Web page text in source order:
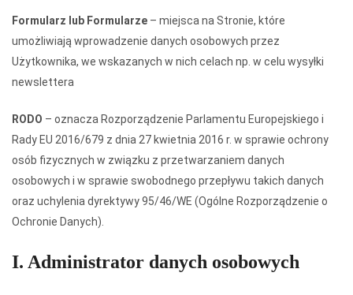
Formularz lub Formularze – miejsca na Stronie, które
umożliwiają wprowadzenie danych osobowych przez
Użytkownika, we wskazanych w nich celach np. w celu wysyłki
newslettera
RODO – oznacza Rozporządzenie Parlamentu Europejskiego i
Rady EU 2016/679 z dnia 27 kwietnia 2016 r. w sprawie ochrony
osób fizycznych w związku z przetwarzaniem danych
osobowych i w sprawie swobodnego przepływu takich danych
oraz uchylenia dyrektywy 95/46/WE (Ogólne Rozporządzenie o
Ochronie Danych).
I. Administrator danych osobowych